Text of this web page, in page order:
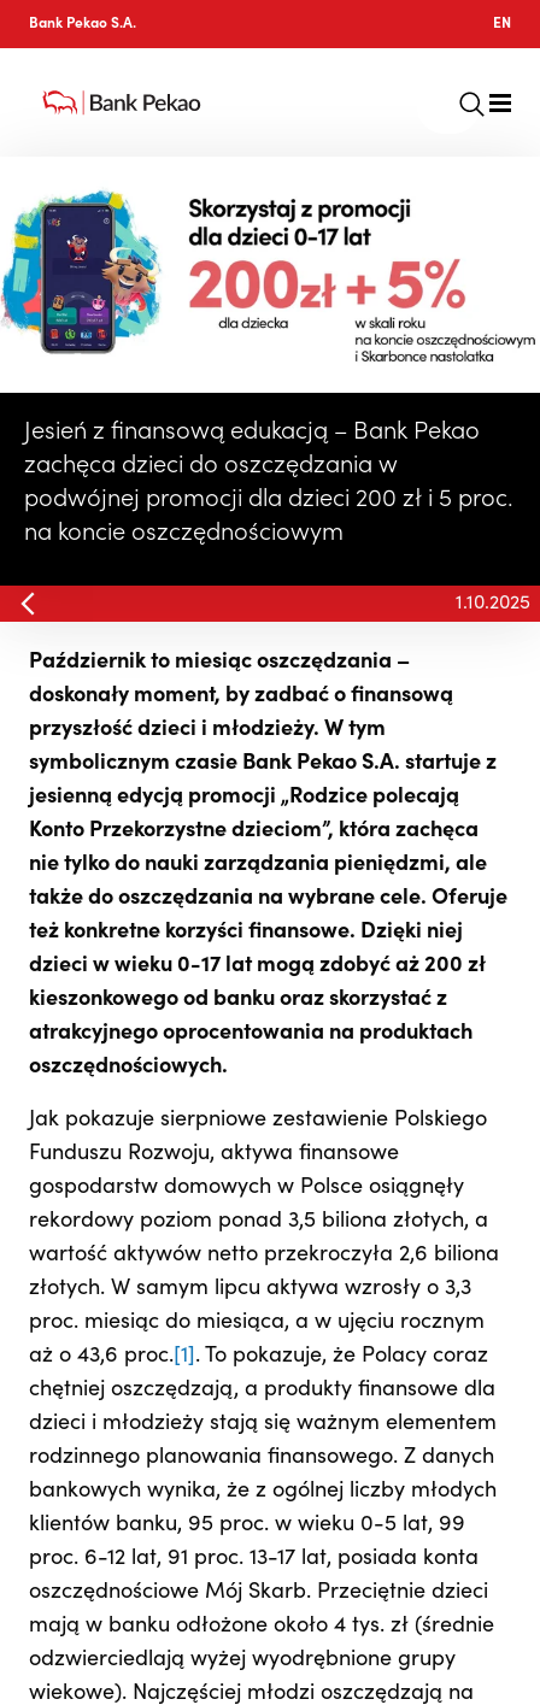
Bank Pekao S.A. EN
Jesień z finansową edukacją – Bank Pekao
zachęca dzieci do oszczędzania w
podwójnej promocji dla dzieci 200 zł i 5 proc.
na koncie oszczędnościowym
1.10.2025
Październik to miesiąc oszczędzania –
doskonały moment, by zadbać o finansową
przyszłość dzieci i młodzieży. W tym
symbolicznym czasie Bank Pekao S.A. startuje z
jesienną edycją promocji „Rodzice polecają
Konto Przekorzystne dzieciom”, która zachęca
nie tylko do nauki zarządzania pieniędzmi, ale
także do oszczędzania na wybrane cele. Oferuje
też konkretne korzyści finansowe. Dzięki niej
dzieci w wieku 0-17 lat mogą zdobyć aż 200 zł
kieszonkowego od banku oraz skorzystać z
atrakcyjnego oprocentowania na produktach
oszczędnościowych.
Jak pokazuje sierpniowe zestawienie Polskiego
Funduszu Rozwoju, aktywa finansowe
gospodarstw domowych w Polsce osiągnęły
rekordowy poziom ponad 3,5 biliona złotych, a
wartość aktywów netto przekroczyła 2,6 biliona
złotych. W samym lipcu aktywa wzrosły o 3,3
proc. miesiąc do miesiąca, a w ujęciu rocznym
aż o 43,6 proc. [1] . To pokazuje, że Polacy coraz
chętniej oszczędzają, a produkty finansowe dla
dzieci i młodzieży stają się ważnym elementem
rodzinnego planowania finansowego. Z danych
bankowych wynika, że z ogólnej liczby młodych
klientów banku, 95 proc. w wieku 0-5 lat, 99
proc. 6-12 lat, 91 proc. 13-17 lat, posiada konta
oszczędnościowe Mój Skarb. Przeciętnie dzieci
mają w banku odłożone około 4 tys. zł (średnie
odzwierciedlają wyżej wyodrębnione grupy
wiekowe). Najczęściej młodzi oszczędzają na